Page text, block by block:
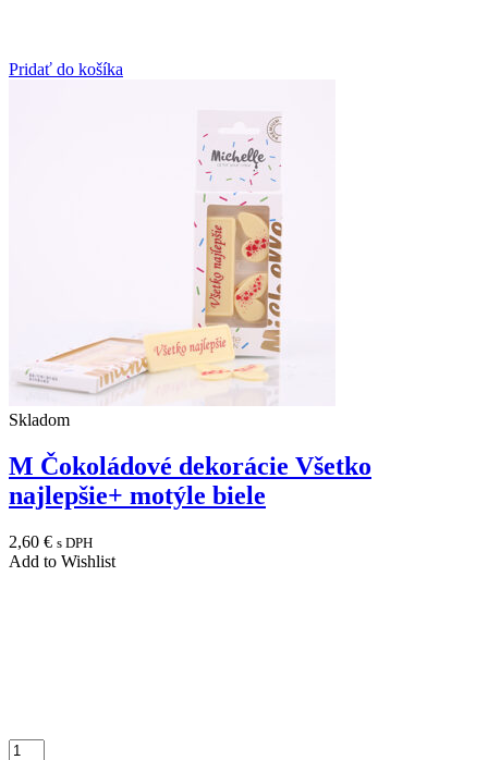
Pridať do košíka
Skladom
M Čokoládové dekorácie Všetko
najlepšie+ motýle biele
2,60 € s DPH
Add to Wishlist